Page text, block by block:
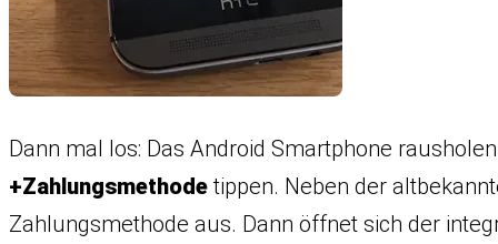
Dann mal los: Das Android Smartphone
+Zahlungsmethodetippen. Neben der
Zahlungsmethode aus. Dann öffnet sich der